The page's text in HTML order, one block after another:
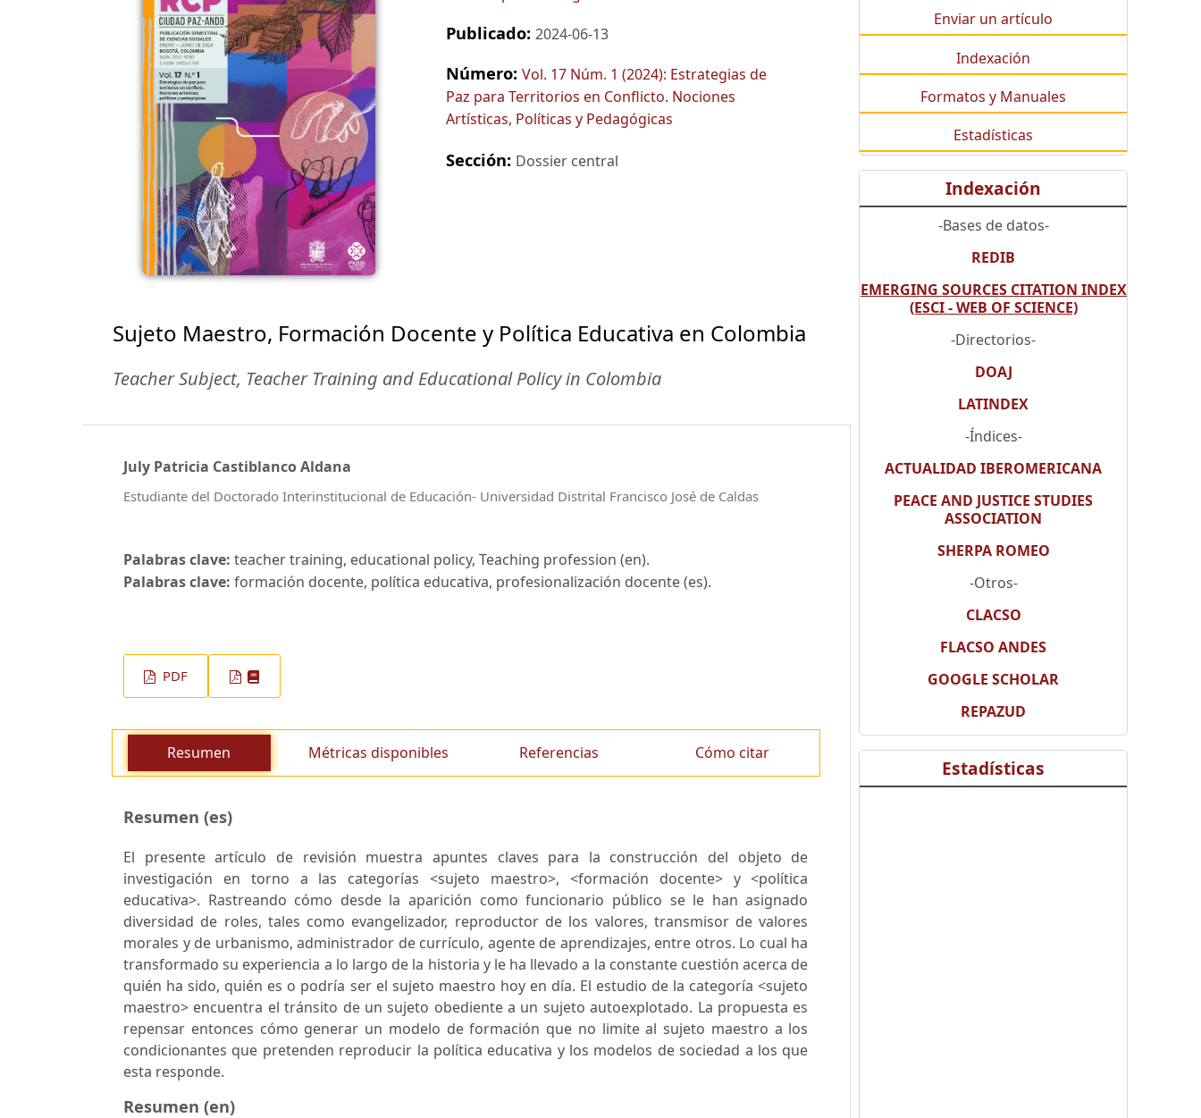
Publicado: 2024-06-13
Número: Vol. 17 Núm. 1 (2024): Estrategias de
Paz para Territorios en Conflicto. Nociones
Artísticas, Políticas y Pedagógicas
Sección: Dossier central
Sujeto Maestro, Formación Docente y Política Educativa en Colombia
Teacher Subject, Teacher Training and Educational Policy in Colombia
July Patricia Castiblanco Aldana
Estudiante del Doctorado Interinstitucional de Educación- Universidad Distrital Francisco José de Caldas
Palabras clave: teacher training, educational policy, Teaching profession (en).
Palabras clave: formación docente, política educativa, profesionalización docente (es).
PDF
Resumen Métricas disponibles Referencias Cómo citar
Resumen (es)
El presente artículo de revisión muestra apuntes claves para la construcción del objeto de
investigación en torno a las categorías <sujeto maestro>, <formación docente> y <política
educativa>. Rastreando cómo desde la aparición como funcionario público se le han asignado
diversidad de roles, tales como evangelizador, reproductor de los valores, transmisor de valores
morales y de urbanismo, administrador de currículo, agente de aprendizajes, entre otros. Lo cual ha
transformado su experiencia a lo largo de la historia y le ha llevado a la constante cuestión acerca de
quién ha sido, quién es o podría ser el sujeto maestro hoy en día. El estudio de la categoría <sujeto
maestro> encuentra el tránsito de un sujeto obediente a un sujeto autoexplotado. La propuesta es
repensar entonces cómo generar un modelo de formación que no limite al sujeto maestro a los
condicionantes que pretenden reproducir la política educativa y los modelos de sociedad a los que
esta responde.
Resumen (en)
Enviar un artículo
Indexación
Formatos y Manuales
Estadísticas
Indexación
-Bases de datos-
REDIB
EMERGING SOURCES CITATION INDEX
(ESCI - WEB OF SCIENCE)
-Directorios-
DOAJ
LATINDEX
-Índices-
ACTUALIDAD IBEROMERICANA
PEACE AND JUSTICE STUDIES
ASSOCIATION
SHERPA ROMEO
-Otros-
CLACSO
FLACSO ANDES
GOOGLE SCHOLAR
REPAZUD
Estadísticas